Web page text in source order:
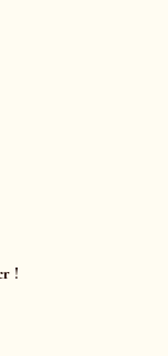
!